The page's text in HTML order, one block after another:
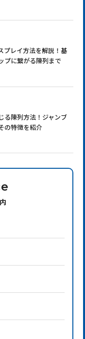
プレイ方法を解説！基
プに繋がる陳列まで
る陳列方法！ジャンブ
の特徴を紹介